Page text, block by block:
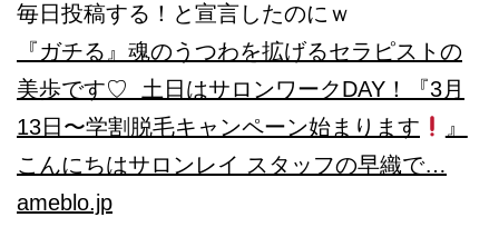
毎日投稿する！と宣言したのにｗ
『ガチる』 魂のうつわを拡げるセラピストの
美歩です♡ 土日はサロンワークDAY！『3月
13日〜学割脱毛キャンペーン始まります
』
こんにちはサロンレイ スタッフの早織で…
ameblo.jp